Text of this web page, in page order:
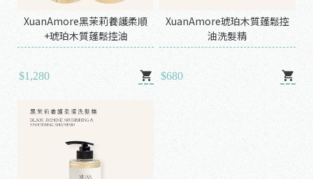
XuanAmore黑茉莉養護柔順
+琥珀木質蓬鬆控油
$1,280
XuanAmore琥珀木質蓬鬆控
油洗髮精
$680